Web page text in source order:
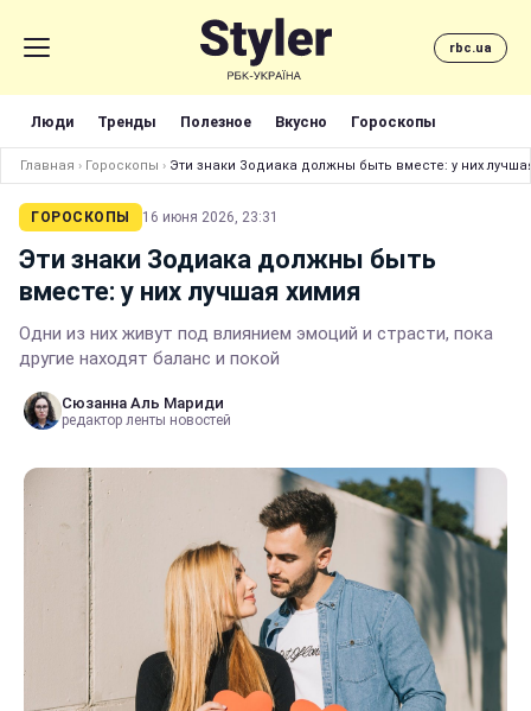
rbc.ua
Люди Тренды Полезное Вкусно Гороскопы
Главная › Гороскопы › Эти знаки Зодиака должны быть вместе: у них
ГОРОСКОПЫ 16 июня 2026, 23:31
Эти знаки Зодиака должны быть
вместе: у них лучшая химия
Одни из них живут под влиянием эмоций и страсти, пока
другие находят баланс и покой
Сюзанна Аль Мариди
редактор ленты новостей